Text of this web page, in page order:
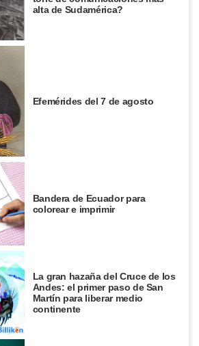
alta de Sudamérica?
Efemérides del 7 de agosto
Bandera de Ecuador para
colorear e imprimir
La gran hazaña del Cruce de los
Andes: el primer paso de San
Martín para liberar medio
continente